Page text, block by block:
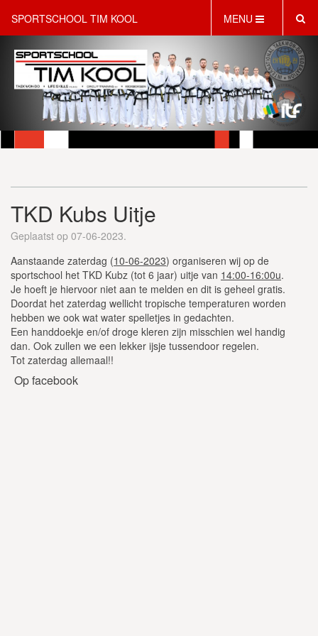
SPORTSCHOOL TIM KOOL MENU
HOME
INFORMATIE
LESAANBOD
ROOSTER
KINDERFEESTJES
WEBSHOP
SCHRIJF JE NU IN!
TKD Kubs Uitje
Geplaatst op 07-06-2023.
Aanstaande zaterdag (10-06-2023) organiseren wij op de
sportschool het TKD Kubz (tot 6 jaar) uitje van 14:00-16:00u.
Je hoeft je hiervoor niet aan te melden en dit is geheel gratis.
Doordat het zaterdag wellicht tropische temperaturen worden
hebben we ook wat water spelletjes in gedachten.
Een handdoekje en/of droge kleren zijn misschien wel handig
dan. Ook zullen we een lekker ijsje tussendoor regelen.
Tot zaterdag allemaal!!
Op facebook